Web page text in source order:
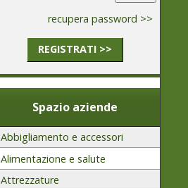
recupera password >>
REGISTRATI >>
Spazio aziende
Abbigliamento e accessori
Alimentazione e salute
Attrezzature